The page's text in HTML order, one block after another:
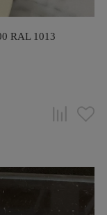
RAL 1013